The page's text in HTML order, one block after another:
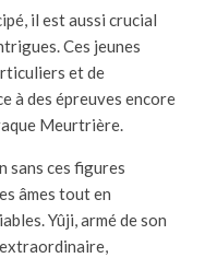
il est aussi crucial
Ces jeunes
et de
à des épreuves encore
Meurtrière.
sans ces figures
âmes tout en
Yûji, armé de son